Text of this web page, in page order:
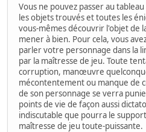
Vous ne pouvez passer au
les objets trouvés et toutes les
vous-mêmes découvrir l'objet de
mener à bien. Pour cela, vous
parler votre personnage dans la
par la maîtresse de jeu. Toute
corruption, manœuvre
mécontentement ou manque de
de son personnage se verra
points de vie de façon aussi
indiscutable que pourra le
maîtresse de jeu toute-puissante.